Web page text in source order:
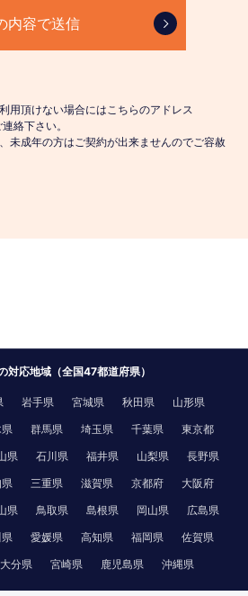
用頂けない場合にはこちらのアドレス
絡下さい。
未成年の方はご契約が出来ませんのでご容赦
対応地域（全国47都道府県）
岩手県 宮城県 秋田県
山形県
群馬県 埼玉県 千葉県
東京都
県 石川県 福井県 山梨県
長野県
三重県 滋賀県 京都府
大阪府
県 鳥取県 島根県 岡山県
広島県
愛媛県 高知県 福岡県
佐賀県
大分県 宮崎県 鹿児島県
沖縄県